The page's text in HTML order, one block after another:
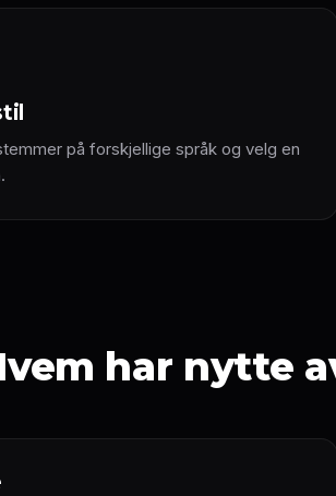
på forskjellige språk og velg en
har nytte